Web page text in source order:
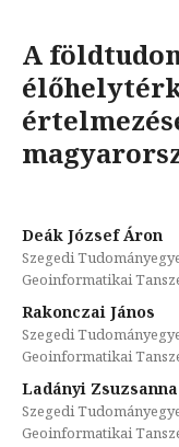
A
Deák József Áron
Szegedi
Geoinformatikai
Rakonczai János
Szegedi
Geoinformatikai
Ladányi Zsuzsanna
Szegedi
Geoinformatikai